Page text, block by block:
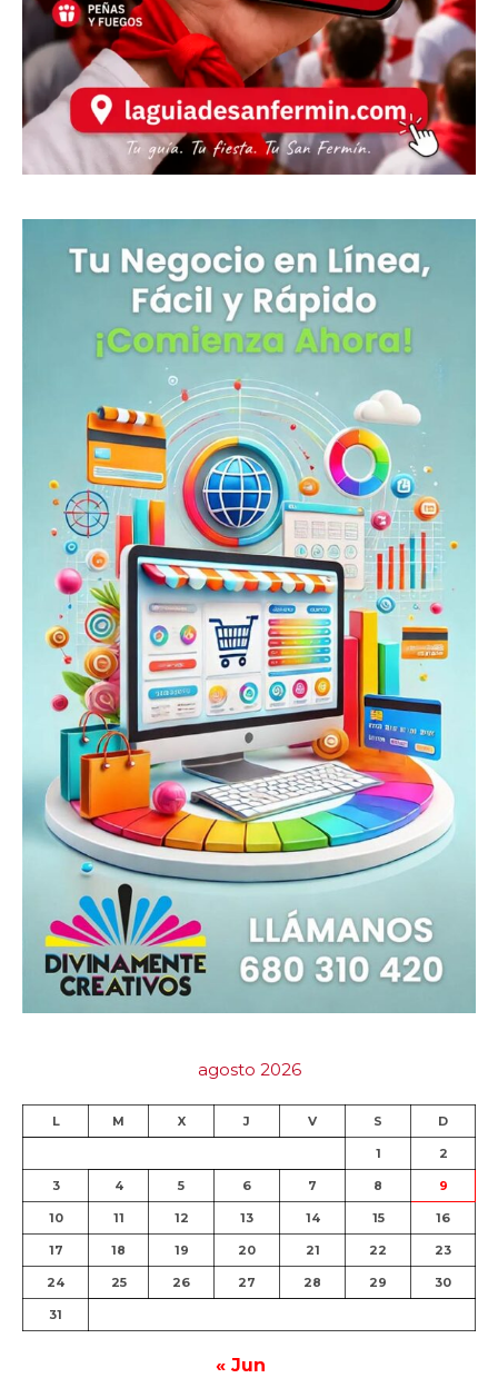
agosto 2026
L M X J V S D
1 2
3 4 5 6 7 8 9
10 11 12 13 14 15 16
17 18 19 20 21 22 23
24 25 26 27 28 29 30
31
« Jun